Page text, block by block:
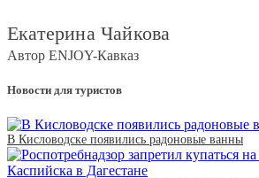
Екатерина Чайкова
Автор ENJOY-Кавказ
Новости для туристов
В Кисловодске появились радоновые ванны